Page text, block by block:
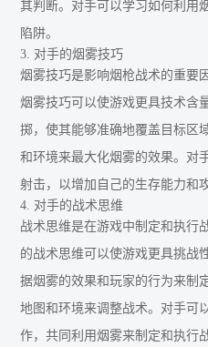
其判断。对手可以学习如何利用
陷阱。
3. 对手的烟雾技巧
烟雾技巧是影响烟枪战术的重要
烟雾技巧可以使游戏更具技术含
掷，使其能够准确地覆盖目标区
和环境来最大化烟雾的效果。对
射击，以增加自己的生存能力和
4. 对手的战术思维
战术思维是在游戏中制定和执行
的战术思维可以使游戏更具挑战
据烟雾的效果和玩家的行为来制
地图和环境来调整战术。对手可
作，共同利用烟雾来制定和执行